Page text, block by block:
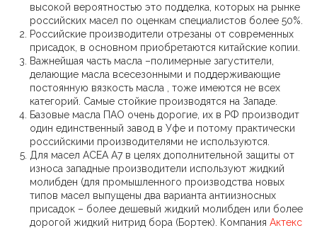
высокой вероятностью это подделка, которых на рынке
российских масел по оценкам специалистов более 50%.
Российские производители отрезаны от современных
присадок, в основном приобретаются китайские копии.
Важнейшая часть масла –полимерные загустители,
делающие масла всесезонными и поддерживающие
постоянную вязкость масла , тоже имеются не всех
категорий. Самые стойкие производятся на Западе.
Базовые масла ПАО очень дорогие, их в РФ производит
один единственный завод в Уфе и потому практически
российскими производителями не используются.
Для масел АСЕА А7 в целях дополнительной защиты от
износа западные производители используют жидкий
молибден (для промышленного производства новых
типов масел выпущены два варианта антиизносных
присадок – более дешевый жидкий молибден или более
дорогой жидкий нитрид бора (Бортек). Компания Актекс